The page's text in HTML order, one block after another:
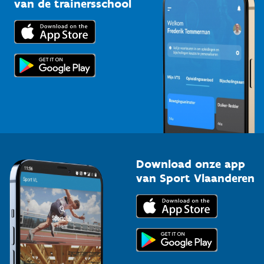
Trainers en begeleiders
Topsporters
Downloads
Voor de pers
van de trainersschool
Download onze app
van Sport Vlaanderen